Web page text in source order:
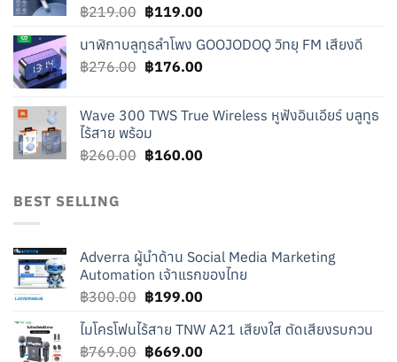
฿219.00 Original
was:
฿219.00.
฿119.00Current
is:
฿119.00.
นาฬิกาบลูทูธลำโพง GOOJODOQ วิทยุ FM เสียงดี
฿276.00 Original
฿276.00.
฿176.00Current
฿176.00.
Wave 300 TWS True Wireless หูฟังอินเอียร์ บลูทูธ
ไร้สาย พร้อม
฿260.00 Original
฿160.00Current
BEST SELLING
Adverra ผู้นำด้าน Social Media Marketing
Automation เจ้าแรกของไทย
฿300.00 Original
was:
฿300.00.
฿199.00Current
is:
฿199.00.
ไมโครโฟนไร้สาย TNW A21 เสียงใส ตัดเสียงรบกวน
฿769.00 Original
฿669.00Current